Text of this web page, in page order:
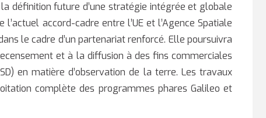
définition future d’une stratégie intégrée et globale
accord-cadre entre l’UE et l’Agence Spatiale
le cadre d’un partenariat renforcé. Elle poursuivra
et à la diffusion à des fins commerciales
en matière d’observation de la terre. Les travaux
complète des programmes phares Galileo et